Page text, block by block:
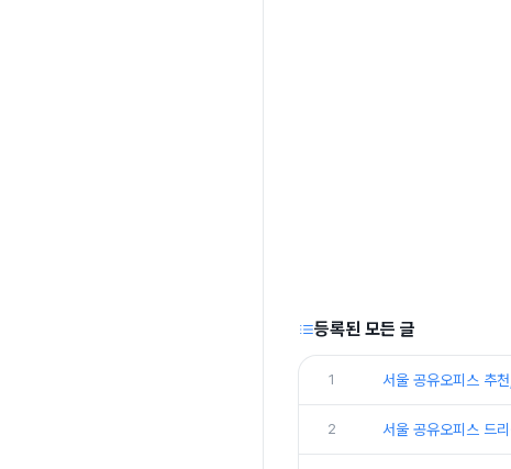
등록된 모든 글
1 서울 공유오피스 추
2 서울 공유오피스 드